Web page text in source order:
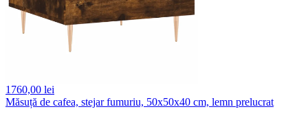
1760,00 lei
Măsuță de cafea, stejar fumuriu, 50x50x40 cm, lemn prelucrat